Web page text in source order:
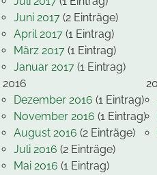
Juni 2017 (2 Einträge)
April 2017 (1 Eintrag)
März 2017 (1 Eintrag)
Januar 2017 (1 Eintrag)
2016
Dezember 2016 (1 Eintrag)
November 2016 (1 Eintrag)
August 2016 (2 Einträge)
Juli 2016 (2 Einträge)
Mai 2016 (1 Eintrag)